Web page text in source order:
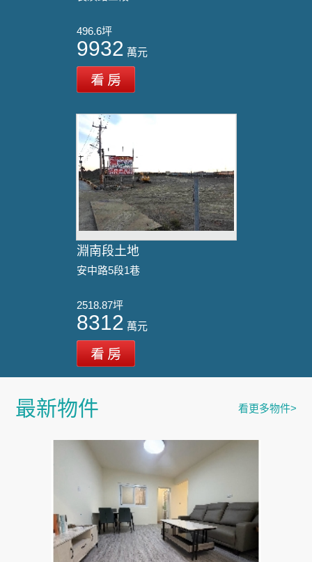
496.6坪
9932 萬元
淵南段土地
安中路5段1巷
2518.87坪
8312 萬元
最新物件 看更多物件>